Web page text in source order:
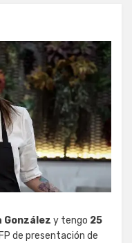
González y tengo 25
de presentación de